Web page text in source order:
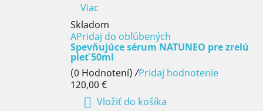
Viac
Skladom
APridaj do obľúbených
Spevňujúce sérum NATUNEO pre zrelú
pleť 50ml
(0 Hodnotení) /Pridaj hodnotenie
120,00 €
 Vložiť do košíka